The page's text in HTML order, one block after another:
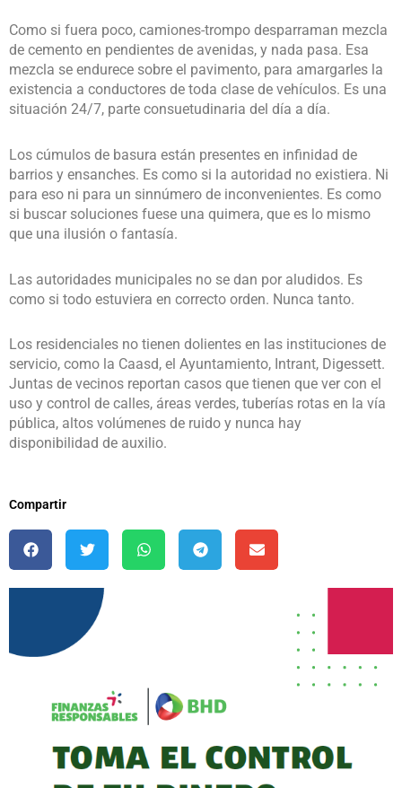
Como si fuera poco, camiones-trompo desparraman mezcla
de cemento en pendientes de avenidas, y nada pasa. Esa
mezcla se endurece sobre el pavimento, para amargarles la
existencia a conductores de toda clase de vehículos. Es una
situación 24/7, parte consuetudinaria del día a día.
Los cúmulos de basura están presentes en infinidad de
barrios y ensanches. Es como si la autoridad no existiera. Ni
para eso ni para un sinnúmero de inconvenientes. Es como
si buscar soluciones fuese una quimera, que es lo mismo
que una ilusión o fantasía.
Las autoridades municipales no se dan por aludidos. Es
como si todo estuviera en correcto orden. Nunca tanto.
Los residenciales no tienen dolientes en las instituciones de
servicio, como la Caasd, el Ayuntamiento, Intrant, Digessett.
Juntas de vecinos reportan casos que tienen que ver con el
uso y control de calles, áreas verdes, tuberías rotas en la vía
pública, altos volúmenes de ruido y nunca hay
disponibilidad de auxilio.
Compartir